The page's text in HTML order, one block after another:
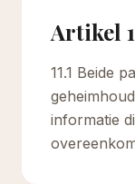
Artikel
11.1 Beide
informatie